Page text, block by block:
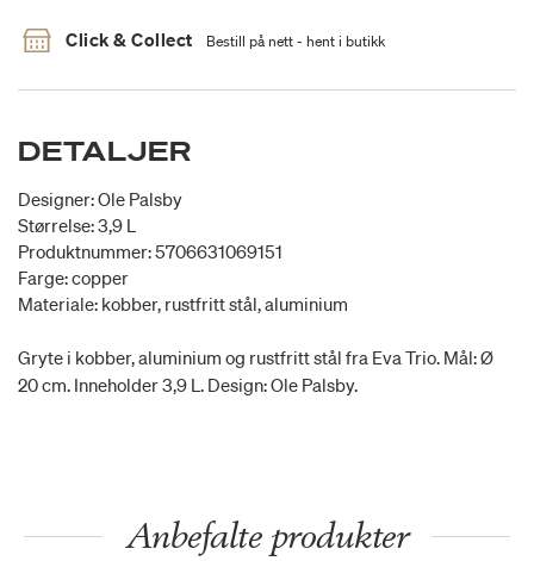
Click & Collect Bestill på nett - hent i butikk
DETALJER
Designer: Ole Palsby
Størrelse: 3,9 L
Produktnummer: 5706631069151
Farge: copper
Materiale: kobber, rustfritt stål, aluminium
Gryte i kobber, aluminium og rustfritt stål fra Eva Trio. Mål: Ø
20 cm. Inneholder 3,9 L. Design: Ole Palsby.
Anbefalte produkter